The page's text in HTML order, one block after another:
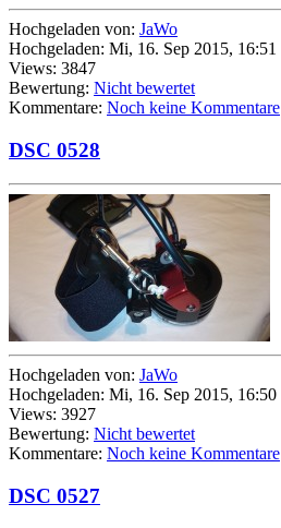
Hochgeladen von: JaWo
Hochgeladen: Mi, 16. Sep 2015, 16:51
Views: 3847
Bewertung: Nicht bewertet
Kommentare: Noch keine Kommentare
DSC 0528
Hochgeladen von: JaWo
Hochgeladen: Mi, 16. Sep 2015, 16:50
Views: 3927
Bewertung: Nicht bewertet
Kommentare: Noch keine Kommentare
DSC 0527